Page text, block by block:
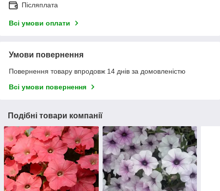
Післяплата
Всі умови оплати
Умови повернення
Повернення товару впродовж 14 днів за домовленістю
Всі умови повернення
Подібні товари компанії